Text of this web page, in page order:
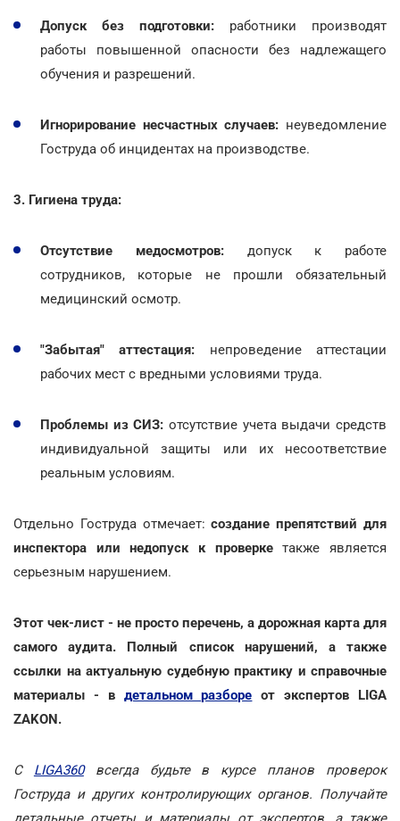
Допуск без подготовки: работники производят
работы повышенной опасности без надлежащего
обучения и разрешений.
Игнорирование несчастных случаев: неуведомление
Гоструда об инцидентах на производстве.
3. Гигиена труда:
Отсутствие медосмотров:допуск к работе
сотрудников, которые не прошли обязательный
медицинский осмотр.
"Забытая" аттестация: непроведение аттестации
рабочих мест с вредными условиями труда.
Проблемы из СИЗ: отсутствие учета выдачи средств
индивидуальной защиты или их несоответствие
реальным условиям.
Отдельно Гоструда отмечает:создание препятствий для
инспектора или недопуск к проверкетакже является
серьезным нарушением.
Этот чек-лист - не просто перечень, а дорожная карта для
самого аудита. Полный список нарушений, а также
ссылки на актуальную судебную практику и справочные
материалы - в детальном разборе от экспертов LIGA
ZAKON.
С LIGA360всегда будьте в курсе планов проверок
Гоструда и других контролирующих органов. Получайте